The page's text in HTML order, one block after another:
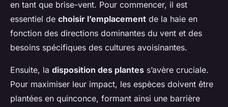
en tant que brise-vent. Pour commencer, il est
essentiel de choisir l’emplacement de la haie en
fonction des directions dominantes du vent et des
besoins spécifiques des cultures avoisinantes.
Ensuite, la disposition des plantes s’avère cruciale.
Pour maximiser leur impact, les espèces doivent être
plantées en quinconce, formant ainsi une barrière